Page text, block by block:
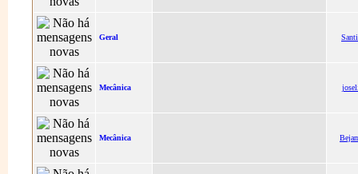
Geral
Mecânica
Mecânica